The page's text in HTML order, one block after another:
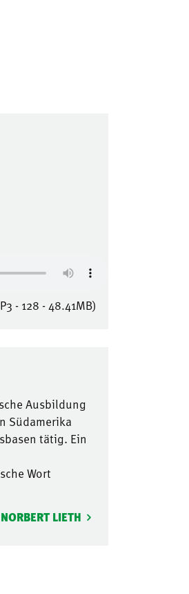
- 128 - 48.41MB)
Ausbildung
Südamerika
tätig. Ein
Wort
LIETH